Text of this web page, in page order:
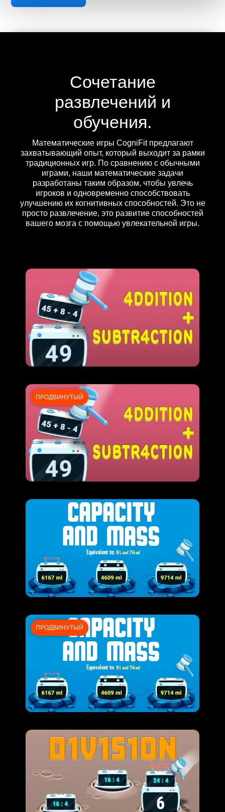
Сочетание
развлечений и
обучения.
Математические игры CogniFit предлагают
захватывающий опыт, который выходит за рамки
традиционных игр. По сравнению с обычными
играми, наши математические задачи
разработаны таким образом, чтобы увлечь
игроков и одновременно способствовать
улучшению их когнитивных способностей. Это не
просто развлечение, это развитие способностей
вашего мозга с помощью увлекательной игры.
ПРОДВИНУТЫЙ
ПРОДВИНУТЫЙ